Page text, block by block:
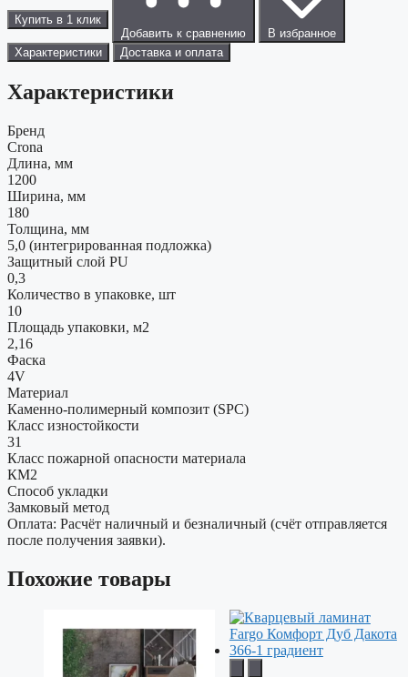
Купить в 1 клик
Добавить к сравнению
В избранное
Характеристики
Доставка и оплата
Характеристики
Бренд
Crona
Длина, мм
1200
Ширина, мм
180
Толщина, мм
5,0 (интегрированная подложка)
Защитный слой PU
0,3
Количество в упаковке, шт
10
Площадь упаковки, м2
2,16
Фаска
4V
Материал
Каменно-полимерный композит (SPC)
Класс изностойкости
31
Класс пожарной опасности материала
КМ2
Способ укладки
Замковый метод
Оплата: Расчёт наличный и безналичный (счёт отправляется
после получения заявки).
Похожие товары